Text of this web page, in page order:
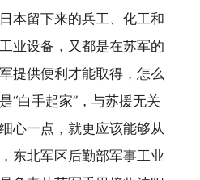
本留下来的兵工、化工和
业设备，又都是在苏军的
提供便利才能取得，怎么
“白手起家”，与苏援无关
心一点，就更应该能够从
东北军区后勤部军事工业